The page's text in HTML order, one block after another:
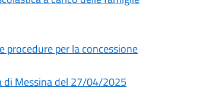
procedure per la concessione
di Messina del 27/04/2025